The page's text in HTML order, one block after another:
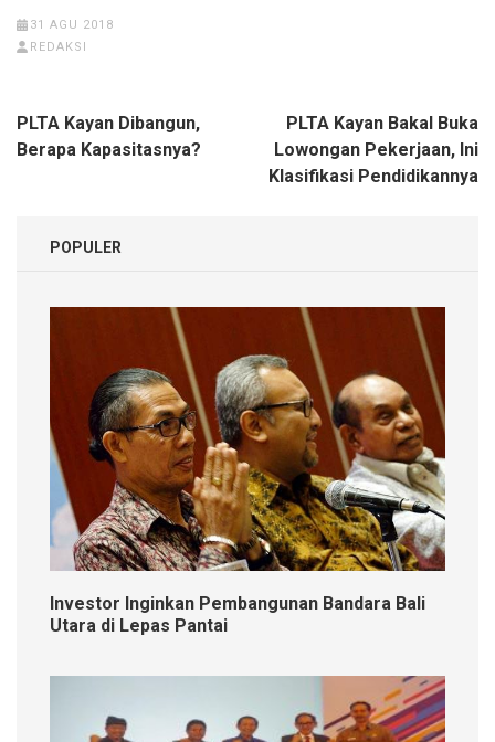
31 AGU 2018
REDAKSI
Navigasi
pos
PLTA Kayan Dibangun,
Berapa Kapasitasnya?
PLTA Kayan Bakal Buka
Lowongan Pekerjaan, Ini
Klasifikasi Pendidikannya
POPULER
Investor Inginkan Pembangunan Bandara Bali
Utara di Lepas Pantai